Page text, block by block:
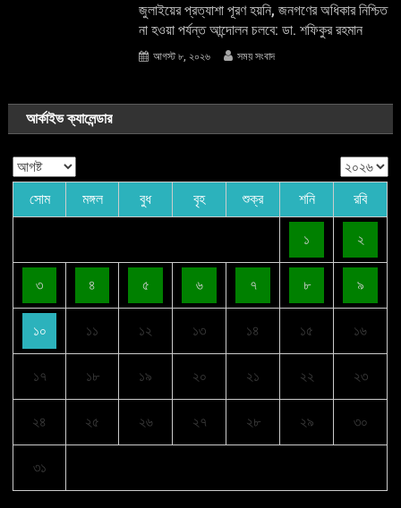
জুলাইয়ের প্রত্যাশা পূরণ হয়নি, জনগণের অধিকার নিশ্চিত
না হওয়া পর্যন্ত আন্দোলন চলবে: ডা. শফিকুর রহমান
আগস্ট ৮, ২০২৬ সময় সংবাদ
আর্কাইভ ক্যালেন্ডার
সোম মঙ্গল বুধ বৃহ শুক্র শনি রবি
১ ২
৩ ৪ ৫ ৬ ৭ ৮ ৯
১০ ১১ ১২ ১৩ ১৪ ১৫ ১৬
১৭ ১৮ ১৯ ২০ ২১ ২২ ২৩
২৪ ২৫ ২৬ ২৭ ২৮ ২৯ ৩০
৩১